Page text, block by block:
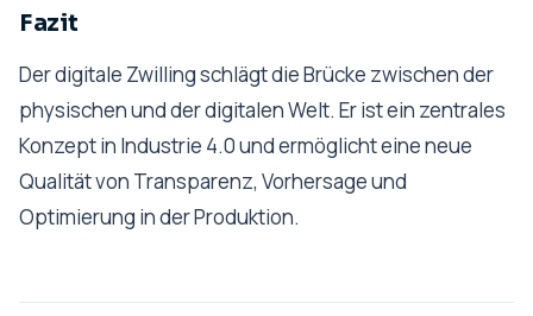
Fazit
Der digitale Zwilling schlägt die Brücke zwischen der
physischen und der digitalen Welt. Er ist ein zentrales
Konzept in Industrie 4.0 und ermöglicht eine neue
Qualität von Transparenz, Vorhersage und
Optimierung in der Produktion.